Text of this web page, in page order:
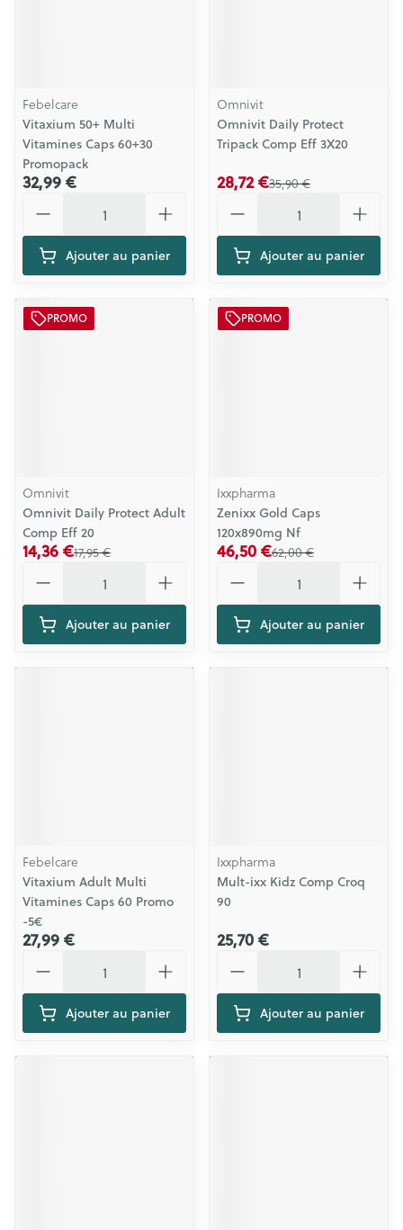
Febelcare
Vitaxium 50+ Multi
Vitamines Caps 60+30
Promopack
32,99 €
Ajouter au panier
Omnivit
Omnivit Daily Protect
Tripack Comp Eff 3X20
35,90 €
28,72 €
Ajouter au panier
PROMO
Omnivit
Omnivit Daily Protect Adult
Comp Eff 20
17,95 €
14,36 €
Ajouter au panier
PROMO
Ixxpharma
Zenixx Gold Caps
120x890mg Nf
62,00 €
46,50 €
Ajouter au panier
Febelcare
Vitaxium Adult Multi
Vitamines Caps 60 Promo
-5€
27,99 €
Ajouter au panier
Ixxpharma
Mult-ixx Kidz Comp Croq
90
25,70 €
Ajouter au panier